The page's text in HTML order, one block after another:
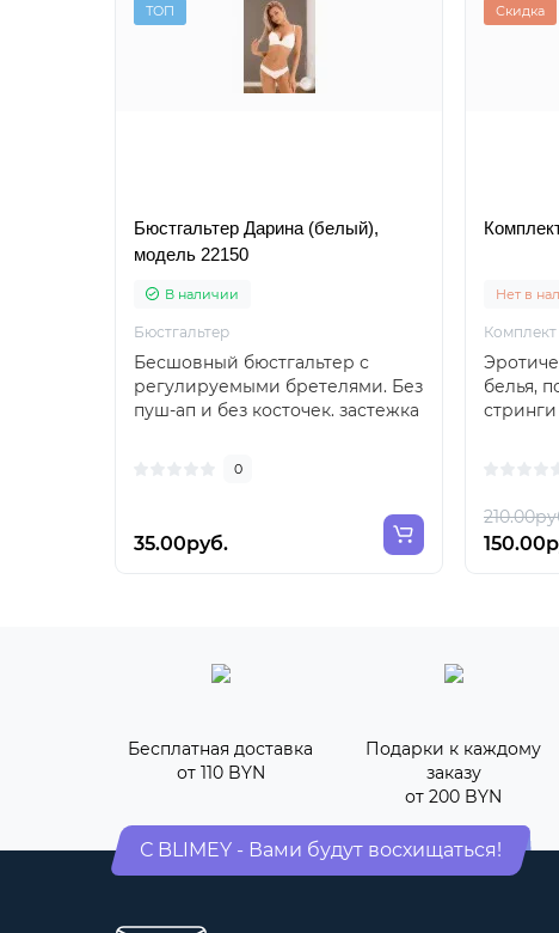
ТОП
Бюстгальтер Дарина (белый),
модель 22150
В наличии
Бюстгальтер
Бесшовный бюстгальтер с
регулируемыми бретелями. Без
пуш-ап и без косточек. застежка
0
35.00руб.
Скидка
Нет в
белья,
Бесплатная доставка
от 110 BYN
Подарки к каждому
заказу
от 200 BYN
С BLIMEY - Вами будут восхищаться!